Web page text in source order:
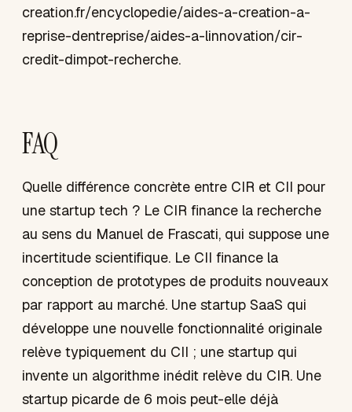
creation.fr/encyclopedie/aides-a-creation-a-
reprise-dentreprise/aides-a-linnovation/cir-
credit-dimpot-recherche.
FAQ
Quelle différence concrète entre CIR et CII pour
une startup tech ? Le CIR finance la recherche
au sens du Manuel de Frascati, qui suppose une
incertitude scientifique. Le CII finance la
conception de prototypes de produits nouveaux
par rapport au marché. Une startup SaaS qui
développe une nouvelle fonctionnalité originale
relève typiquement du CII ; une startup qui
invente un algorithme inédit relève du CIR. Une
startup picarde de 6 mois peut-elle déjà